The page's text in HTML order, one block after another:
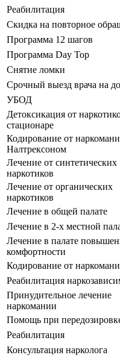
Реабилитация
Скидка на повторное
Программа 12 шагов
Программа Day Top
Снятие ломки
Срочный выезд врача на
УБОД
Детоксикация от
стационаре
Кодирование от
Налтрексоном
Лечение от синтетических
наркотиков
Лечение от органических
наркотиков
Лечение в общей палате
Лечение в 2-х местной
Лечение в палате
комфортности
Кодирование от
Реабилитация
Принудительное лечение
наркомании
Помощь при
Реабилитация
Консультация нарколога